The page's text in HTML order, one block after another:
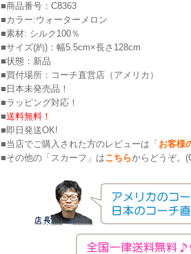
■商品番号：C8363
■カラー:ウォーターメロン
■素材: シルク100％
■サイズ(約)：幅5.5cm×長さ128cm
■状態：新品
■買付場所：コーチ直営店（アメリカ）
■日本未発売品！
■ラッピング対応！
■送料無料！
■即日発送OK!
■当店でご購入された方のレビューは「 お客様
■その他の「スカーフ」はこちらからどうぞ。